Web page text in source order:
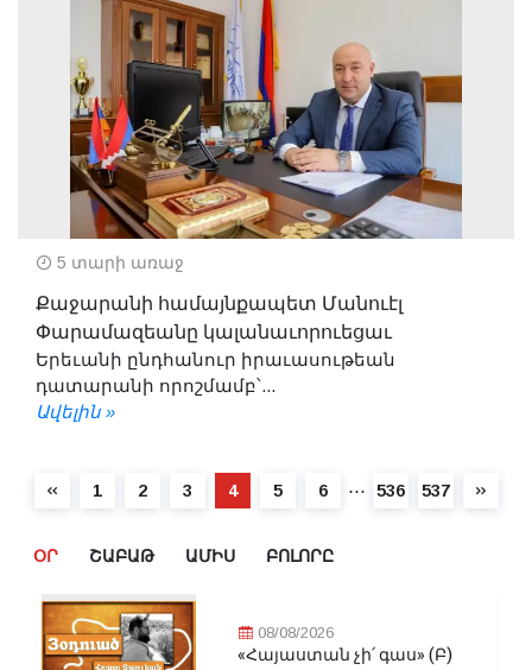
5 տարի առաջ
Քաջարանի համայնքապետ Մանուէլ
Փարամազեանը կալանաւորուեցաւ
Երեւանի ընդհանուր իրաւասութեան
դատարանի որոշմամբ՝...
Ավելին »
1 2 3 4 5 6 ⋯ 536 537
ՕՐ ՇԱԲԱԹ ԱՄԻՍ ԲՈԼՈՐԸ
08/08/2026
«Հայաստան չի՛ գաս» (Բ)